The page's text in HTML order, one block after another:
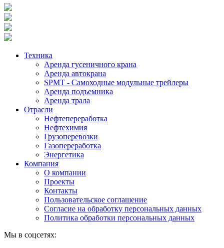
Техника
Аренда гусеничного крана
Аренда автокрана
SPMT - Самоходные модульные трейлеры
Аренда подъемника
Аренда трала
Отрасли
Нефтепереработка
Нефтехимия
Грузоперевозки
Газопереработка
Энергетика
Компания
О компании
Проекты
Контакты
Пользовательское соглашение
Согласие на обработку персональных данных
Политика обработки персональных данных
Мы в соцсетях: